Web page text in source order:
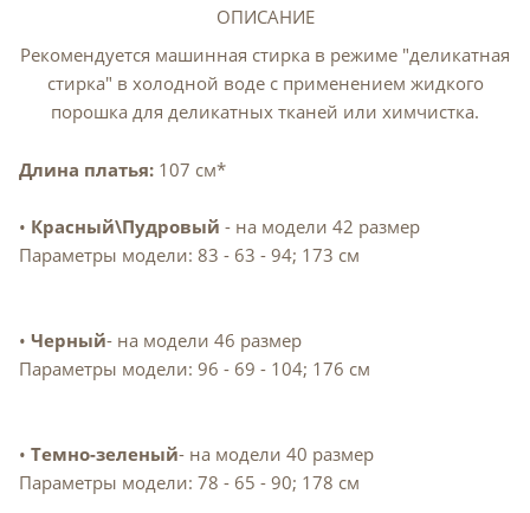
ОПИСАНИЕ
Рекомендуется машинная стирка в режиме "деликатная
стирка" в холодной воде с применением жидкого
порошка для деликатных тканей или химчистка.
Длина платья: 107 см*
• Красный\Пудровый - на модели 42 размер
Параметры модели: 83 - 63 - 94; 173 см
• Черный- на модели 46 размер
Параметры модели: 96 - 69 - 104; 176 см
• Темно-зеленый- на модели 40 размер
Параметры модели: 78 - 65 - 90; 178 см